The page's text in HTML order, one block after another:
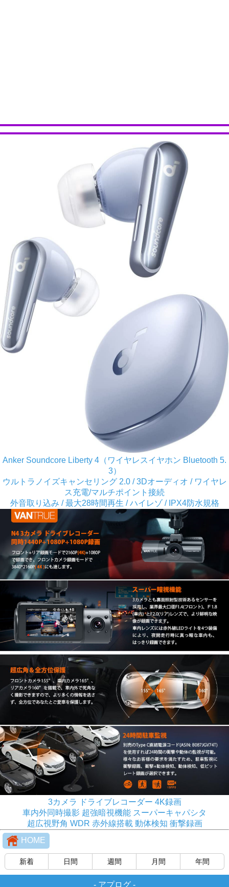
Anker Soundcore Liberty 4（ワイヤレスイヤホン Bluetooth 5.
3）
ウルトラノイズキャンセリング 2.0 / 3Dオーディオ / ワイヤレ
ス充電/マルチポイント接続
外音取り込み / 最大28時間再生 / ハイレゾ / IPX4防水規格
3カメラ ドライブレコーダー 4K録画
車内外同時撮影 超強暗視機能 スーパーキャパシタ
超広視野角 WDR 赤外線搭載 動体検知 衝撃録画
HOME
新着 日間 週間 月間 年間
- アプログ -